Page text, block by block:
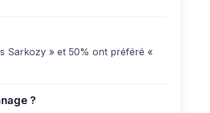
Sarkozy » et 50% ont préféré «
?